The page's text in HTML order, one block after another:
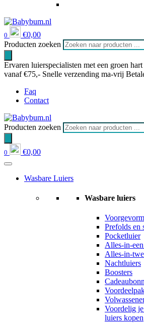
0 €0,00
Producten zoeken
Ervaren luierspecialisten met een groen hart
vanaf €75,- Snelle verzending ma-vrij
Faq
Contact
Producten zoeken
0 €0,00
Wasbare Luiers
Wasbare luiers
Prefolds en
Pocketluier
Alles-in-
Alles-in-
Nachtluiers
Boosters
Voordelig
luiers kopen